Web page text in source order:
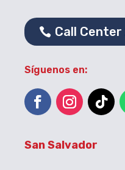
Call Center
Síguenos en:
San Salvador